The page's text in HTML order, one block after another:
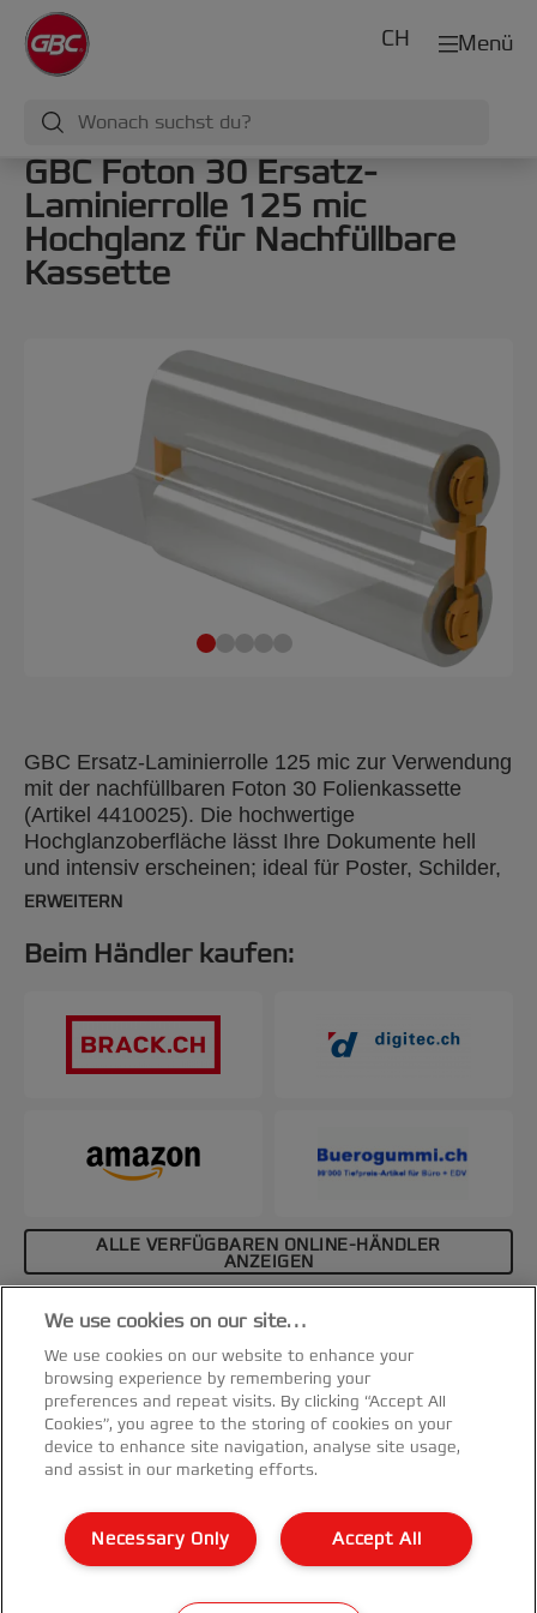
Menü
CH
GBC Foton 30 Ersatz-
Laminierrolle 125 mic
Hochglanz für Nachfüllbare
Kassette
GBC Ersatz-Laminierrolle 125 mic zur Verwendung
mit der nachfüllbaren Foton 30 Folienkassette
(Artikel 4410025). Die hochwertige
Hochglanzoberfläche lässt Ihre Dokumente hell
und intensiv erscheinen; ideal für Poster, Schilder,
Fotos und mehr. Laminiert bis zu 150 Blatt Format
ERWEITERN
Beim Händler kaufen:
ALLE VERFÜGBAREN ONLINE-HÄNDLER
ANZEIGEN
Kundenservice
Garantie Bedingungen
We use cookies on our site…
We use cookies on our website to enhance your
browsing experience by remembering your
preferences and repeat visits. By clicking “Accept All
Cookies”, you agree to the storing of cookies on your
device to enhance site navigation, analyse site usage,
and assist in our marketing efforts.
Accept All
Necessary Only